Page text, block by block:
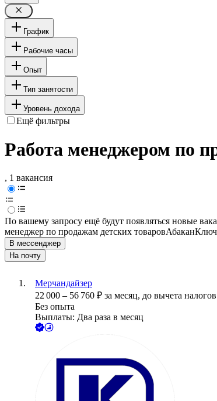
График
Рабочие часы
Опыт
Тип занятости
Уровень дохода
Ещё фильтры
Работа менеджером по
, 1 вакансия
По вашему запросу ещё будут появляться новые
менеджер по продажам детских товаровАбакан
В мессенджер
На почту
Мерчандайзер
22 000 – 56 760 ₽ за месяц, до вычета налогов
Без опыта
Выплаты: Два раза в месяц